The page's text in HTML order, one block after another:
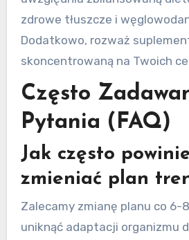
zdrowe tłuszcze i
Dodatkowo, rozważ
skoncentrowaną na Twoich
Często
Pytania (FAQ)
Jak często
zmieniać plan
Zalecamy zmianę planu co 6-
uniknąć adaptacji organizmu